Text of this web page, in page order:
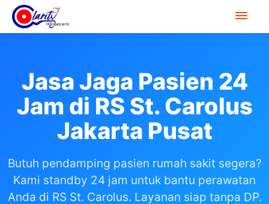
Jasa Jaga Pasien 24
Jam di RS St. Carolus
Jakarta Pusat
Butuh pendamping pasien rumah sakit segera?
Kami standby 24 jam untuk bantu perawatan
Anda di RS St. Carolus. Layanan siap tanpa DP.